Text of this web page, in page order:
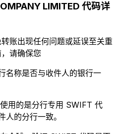
LIMITED 代码详
账出现任何问题或延误至关重
请确保您
名称是否与收件人的银行一
用的是分行专用 SWIFT 代
人的分行一致。